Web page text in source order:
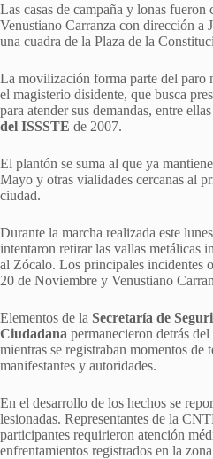
Las casas de campaña y lonas fueron
Venustiano Carranza con dirección a
una cuadra de la Plaza de la
La movilización forma parte del paro
el magisterio disidente, que busca
para atender sus demandas, entre
del ISSSTE de 2007.
El plantón se suma al que ya
Mayo y otras vialidades cercanas al
ciudad.
Durante la marcha realizada este
intentaron retirar las vallas metálicas
al Zócalo. Los principales incidentes
20 de Noviembre y Venustiano
Elementos de la Secretaría de
Ciudadana permanecieron detrás
mientras se registraban momentos de
manifestantes y autoridades.
En el desarrollo de los hechos se
lesionadas. Representantes de la
participantes requirieron atención
enfrentamientos registrados en la